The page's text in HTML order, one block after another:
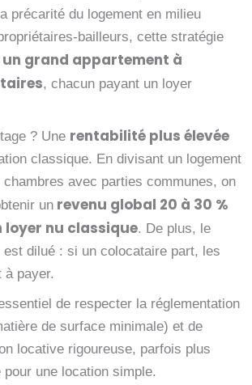
précarité du logement en milieu
bailleurs, cette stratégie
un grand appartement à
, chacun payant un loyer
? Une rentabilité plus élevée
classique. En divisant un logement
chambres avec parties communes, on
un revenu global 20 à 30 %
loyer nu classique. De plus, le
est dilué : si un colocataire part, les
à payer.
de respecter la réglementation
de surface minimale) et de
locative rigoureuse, parfois plus
pour une location simple.